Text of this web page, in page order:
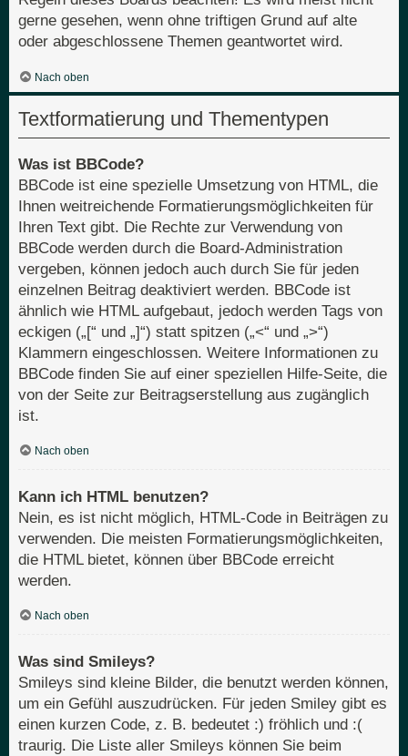
gerne gesehen, wenn ohne triftigen Grund auf alte
oder abgeschlossene Themen geantwortet wird.
Nach oben
Textformatierung und Thementypen
Was ist BBCode?
BBCode ist eine spezielle Umsetzung von HTML, die
Ihnen weitreichende Formatierungsmöglichkeiten für
Ihren Text gibt. Die Rechte zur Verwendung von
BBCode werden durch die Board-Administration
vergeben, können jedoch auch durch Sie für jeden
einzelnen Beitrag deaktiviert werden. BBCode ist
ähnlich wie HTML aufgebaut, jedoch werden Tags von
eckigen („[“ und „]“) statt spitzen („<“ und „>“)
Klammern eingeschlossen. Weitere Informationen zu
BBCode finden Sie auf einer speziellen Hilfe-Seite, die
von der Seite zur Beitragserstellung aus zugänglich
ist.
Nach oben
Kann ich HTML benutzen?
Nein, es ist nicht möglich, HTML-Code in Beiträgen zu
verwenden. Die meisten Formatierungsmöglichkeiten,
die HTML bietet, können über BBCode erreicht
werden.
Nach oben
Was sind Smileys?
Smileys sind kleine Bilder, die benutzt werden können,
um ein Gefühl auszudrücken. Für jeden Smiley gibt es
einen kurzen Code, z. B. bedeutet :) fröhlich und :(
traurig. Die Liste aller Smileys können Sie beim